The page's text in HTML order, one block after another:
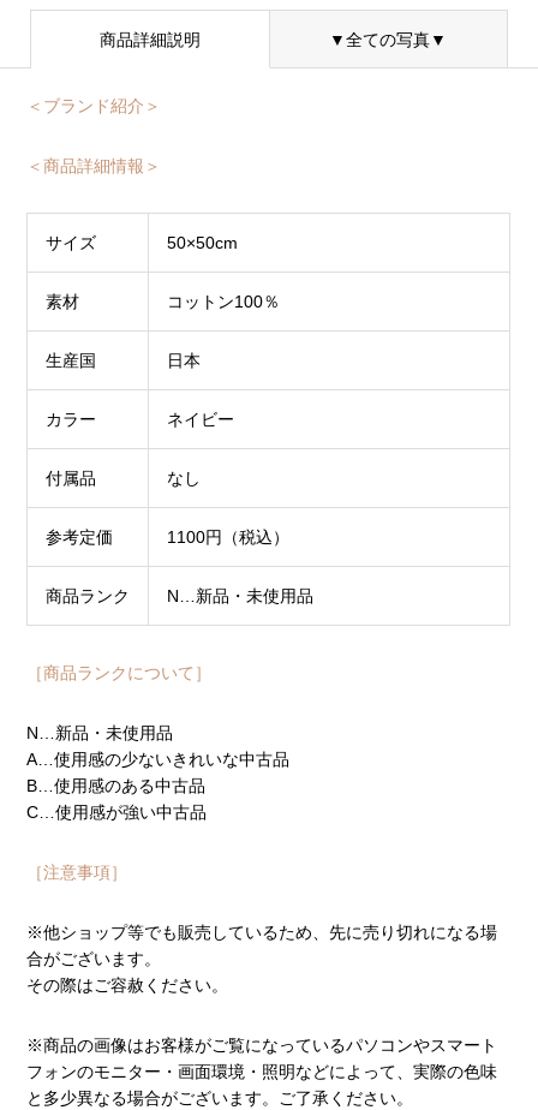
商品詳細説明 ▼全ての写真▼
＜ブランド紹介＞
＜商品詳細情報＞
サイズ 50×50cm
素材 コットン100％
生産国 日本
カラー ネイビー
付属品 なし
参考定価 1100円（税込）
商品ランク N…新品・未使用品
［商品ランクについて］
N…新品・未使用品
A…使用感の少ないきれいな中古品
B…使用感のある中古品
C…使用感が強い中古品
［注意事項］
※他ショップ等でも販売しているため、先に売り切れになる場
合がございます。
その際はご容赦ください。
※商品の画像はお客様がご覧になっているパソコンやスマート
フォンのモニター・画面環境・照明などによって、実際の色味
と多少異なる場合がございます。ご了承ください。